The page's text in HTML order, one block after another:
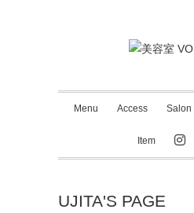
Menu Access Salon
Item
UJITA'S PAGE